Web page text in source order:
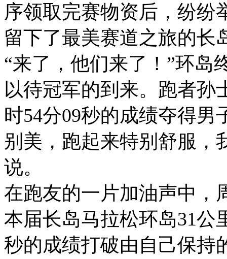
序领取完赛物资后，纷纷
留下了最美赛道之旅的长
“来了，他们来了！”环岛
以待冠军的到来。跑者孙
时54分09秒的成绩夺得男
别美，跑起来特别舒服，
说。
在跑友的一片加油声中，
本届长岛马拉松环岛31公
秒的成绩打破由自己保持